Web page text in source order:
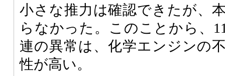
小さな推力は確認できたが、
らなかった。このことから、
連の異常は、化学エンジンの
性が高い。